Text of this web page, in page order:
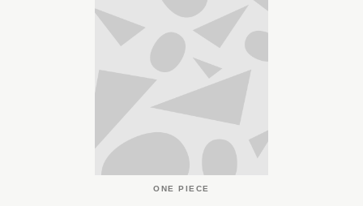
ONE PIECE